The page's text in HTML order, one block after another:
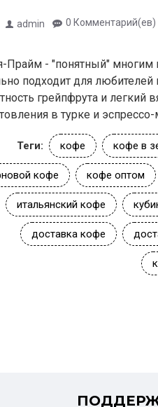
admin 0 Комментарий(ев)
Прайм - "понятный" многим
подходит для
грейпфрута и
в турке и
Теги: кофе кофе в
кофе кофе оптом
итальянский кофе
доставка кофе